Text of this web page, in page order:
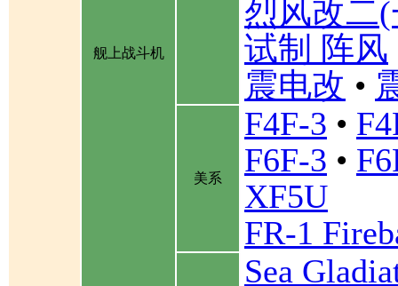
舰上战斗机
烈风改二
试制 阵风
震电改 •
美系
F4F-3 •
F6F-3 •
XF5U
FR-1
Sea